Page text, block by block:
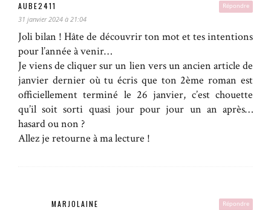
Répondre
AUBE2411
31 janvier 2024 à 21:04
Joli bilan ! Hâte de découvrir ton mot et tes intentions
pour l’année à venir…
Je viens de cliquer sur un lien vers un ancien article de
janvier dernier où tu écris que ton 2ème roman est
officiellement terminé le 26 janvier, c’est chouette
qu’il soit sorti quasi jour pour jour un an après…
hasard ou non ?
Allez je retourne à ma lecture !
Répondre
MARJOLAINE